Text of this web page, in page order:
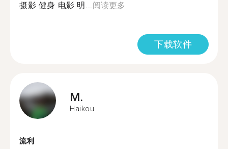
摄影 健身 电影 明...阅读更多
下载软件
M.
Haikou
流利